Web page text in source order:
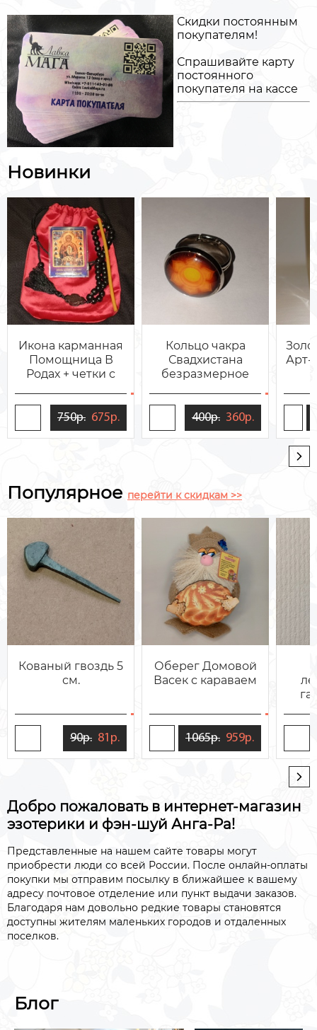
Скидки постоянным
покупателям!
Спрашивайте карту
постоянного
покупателя на кассе
Новинки
Икона карманная
Помощница В
Родах + четки с
750р. 675р.
Кольцо чакра
Свадхистана
безразмерное
400р. 360р.
Арт-
Популярное перейти к скидкам >>
Кованый гвоздь 5
см.
90р. 81р.
Оберег Домовой
Васек с караваем
1065р. 959р.
Добро пожаловать в интернет-магазин
эзотерики и фэн-шуй Анга-Ра!
Представленные на нашем сайте товары могут
приобрести люди со всей России. После онлайн-оплаты
покупки мы отправим посылку в ближайшее к вашему
адресу почтовое отделение или пункт выдачи заказов.
Благодаря нам довольно редкие товары становятся
доступны жителям маленьких городов и отдаленных
поселков.
Блог